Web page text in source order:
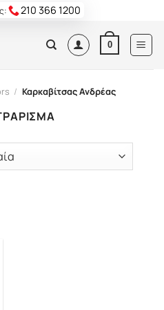
210 366 1200
0
/ Καρκαβίτσας Ανδρέας